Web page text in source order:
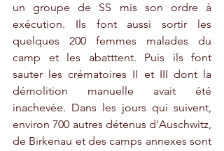
un groupe de SS mis son ordre à
exécution. Ils font aussi sortir les
quelques 200 femmes malades du
camp et les abatttent. Puis ils font
sauter les crématoires II et III dont la
démolition manuelle avait été
inachevée. Dans les jours qui suivent,
environ 700 autres détenus d'Auschwitz,
de Birkenau et des camps annexes sont